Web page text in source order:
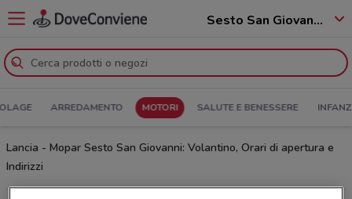
Sesto San Giovanni - 20099
ARREDAMENTO MOTORI SALUTE E BENESSERE
Lancia - Mopar Sesto San Giovanni: Volantino, Orari di apertura e
Indirizzi